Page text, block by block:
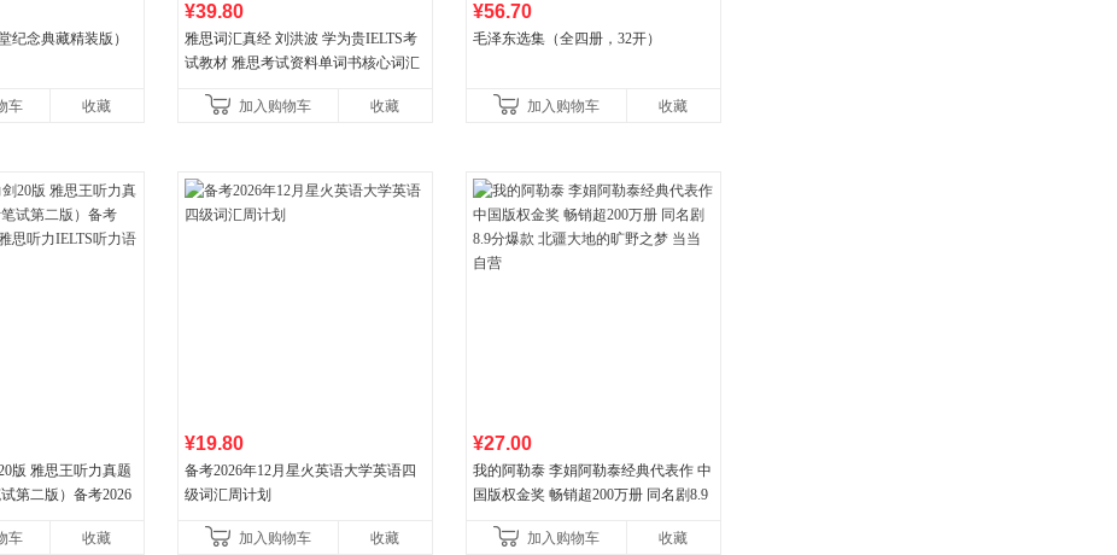
纪念典藏精装版）
车 收藏
¥39.80
雅思词汇真经 刘洪波 学为贵IELTS考
试教材 雅思考试资料单词书核心词汇
加入购物车
收藏
¥56.70
毛泽东选集（全四册，32开）
加入购物车 收藏
版 雅思王听力真题
第二版）备考2026
车 收藏
¥19.80
备考2026年12月星火英语大学英语四
级词汇周计划
加入购物车 收藏
¥27.00
我的阿勒泰 李娟阿勒泰经典代表作 中
国版权金奖 畅销超200万册 同名剧8.9
加入购物车
收藏